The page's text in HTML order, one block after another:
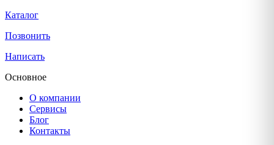
Каталог
Позвонить
Написать
Основное
О компании
Сервисы
Блог
Контакты